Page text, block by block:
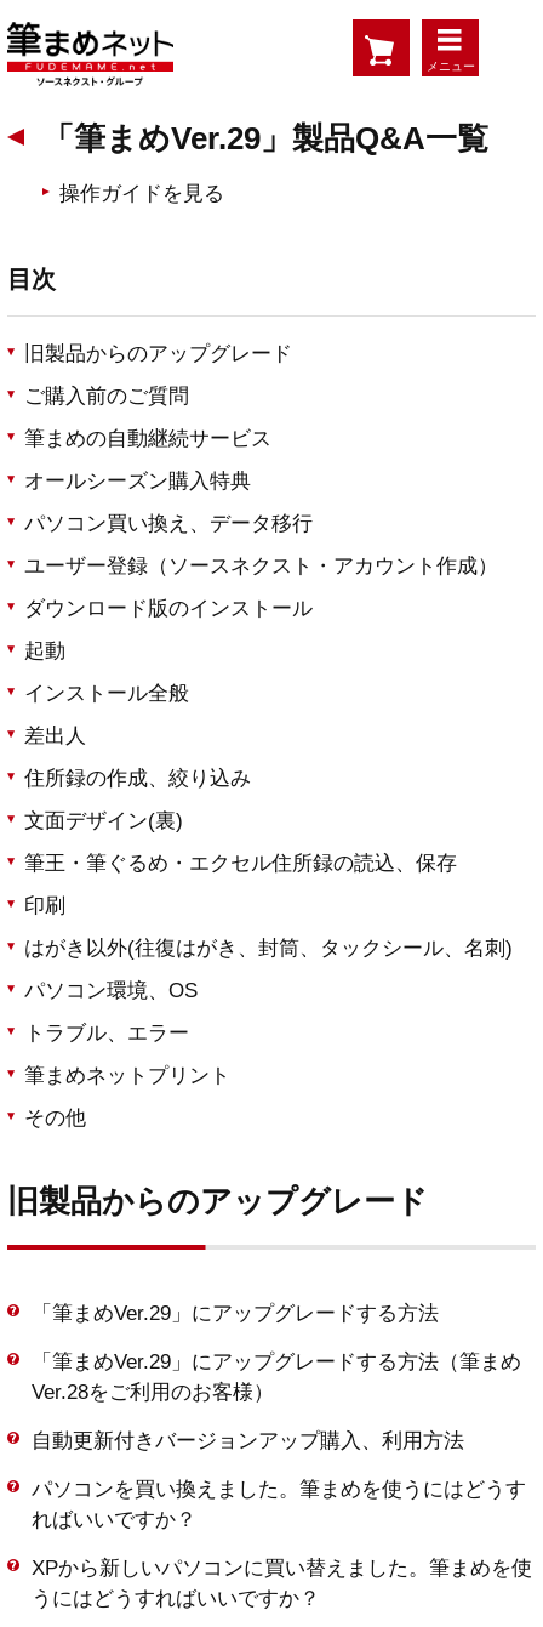
メニュー
「筆まめVer.29」製品Q&A一覧
操作ガイドを見る
目次
旧製品からのアップグレード
ご購入前のご質問
筆まめの自動継続サービス
オールシーズン購入特典
パソコン買い換え、データ移行
ユーザー登録（ソースネクスト・アカウント作成）
ダウンロード版のインストール
起動
インストール全般
差出人
住所録の作成、絞り込み
文面デザイン(裏)
筆王・筆ぐるめ・エクセル住所録の読込、保存
印刷
はがき以外(往復はがき、封筒、タックシール、名刺)
パソコン環境、OS
トラブル、エラー
筆まめネットプリント
その他
旧製品からのアップグレード
「筆まめVer.29」にアップグレードする方法
「筆まめVer.29」にアップグレードする方法（筆まめ
Ver.28をご利用のお客様）
自動更新付きバージョンアップ購入、利用方法
パソコンを買い換えました。筆まめを使うにはどうす
ればいいですか？
XPから新しいパソコンに買い替えました。筆まめを使
うにはどうすればいいですか？